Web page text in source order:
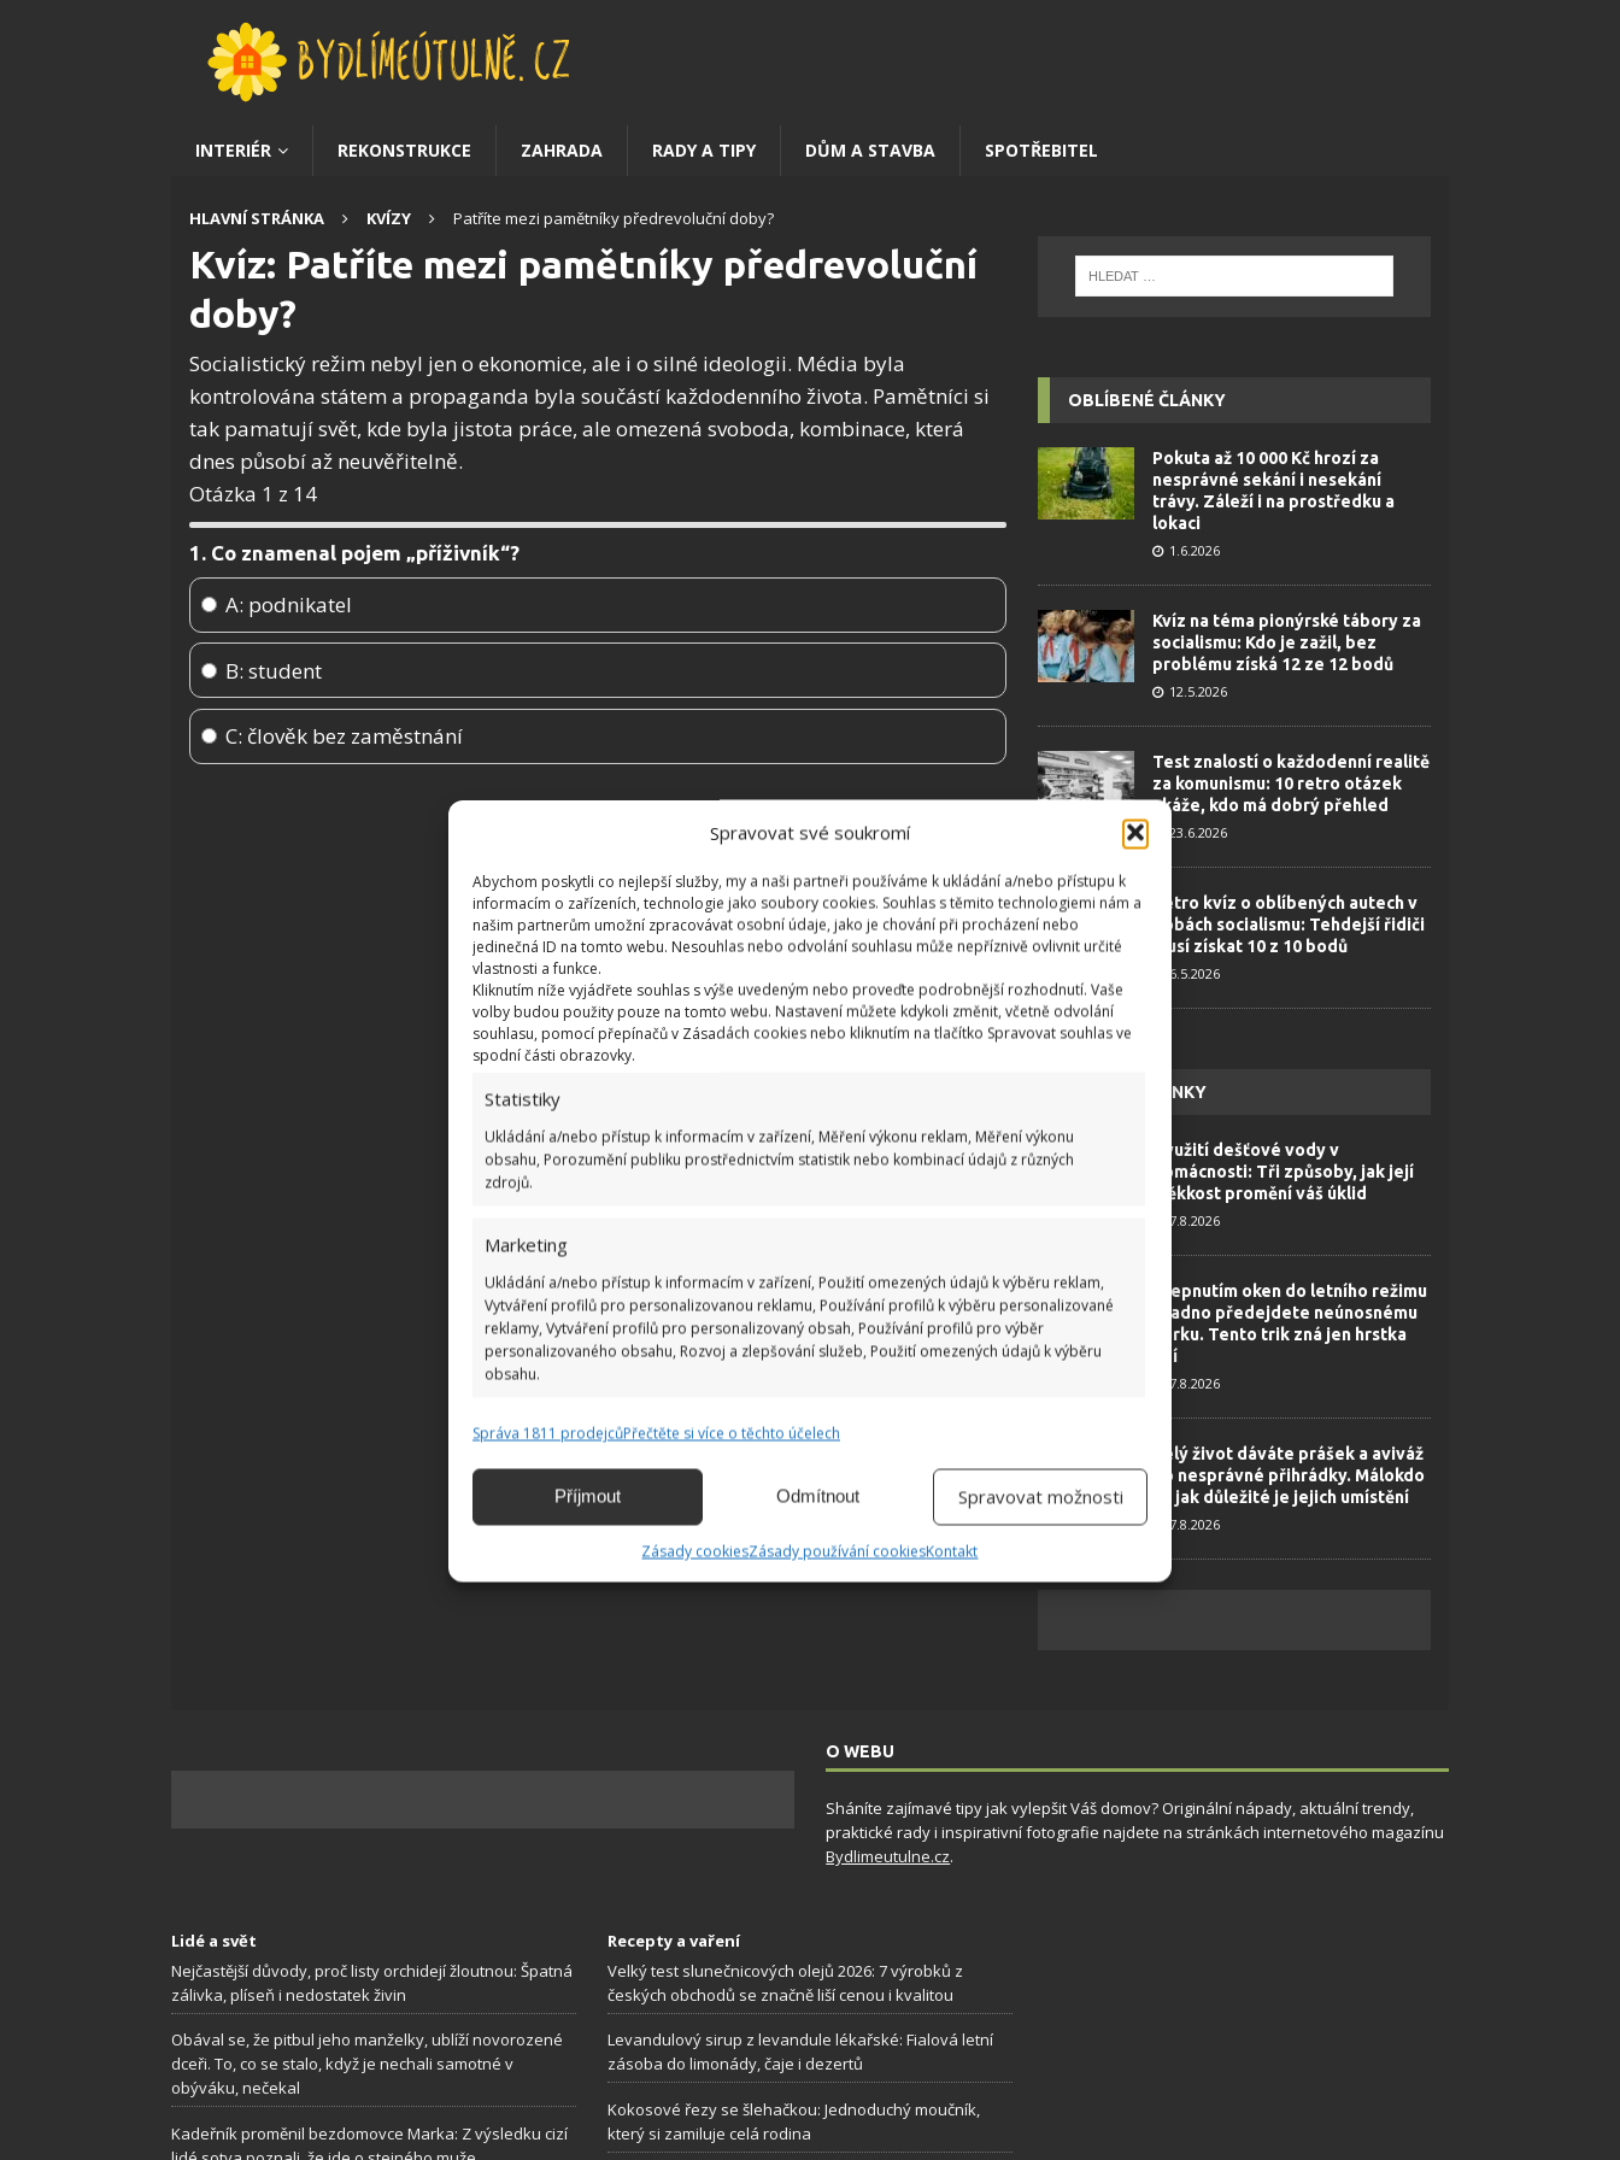
Spravovat své soukromí
Abychom poskytli co nejlepší služby, my a naši partneři používáme k ukládání a/nebo přístupu k
informacím o zařízeních, technologie jako soubory cookies. Souhlas s těmito technologiemi nám a
našim partnerům umožní zpracovávat osobní údaje, jako je chování při procházení nebo
jedinečná ID na tomto webu. Nesouhlas nebo odvolání souhlasu může nepříznivě ovlivnit určité
vlastnosti a funkce.
Kliknutím níže vyjádřete souhlas s výše uvedeným nebo proveďte podrobnější rozhodnutí. Vaše
volby budou použity pouze na tomto webu. Nastavení můžete kdykoli změnit, včetně odvolání
souhlasu, pomocí přepínačů v Zásadách cookies nebo kliknutím na tlačítko Spravovat souhlas ve
spodní části obrazovky.
Statistiky
Ukládání a/nebo přístup k informacím v zařízení, Měření výkonu reklam, Měření výkonu
obsahu, Porozumění publiku prostřednictvím statistik nebo kombinací údajů z různých
zdrojů.
Marketing
Ukládání a/nebo přístup k informacím v zařízení, Použití omezených údajů k výběru reklam,
Vytváření profilů pro personalizovanou reklamu, Používání profilů k výběru personalizované
reklamy, Vytváření profilů pro personalizovaný obsah, Používání profilů pro výběr
personalizovaného obsahu, Rozvoj a zlepšování služeb, Použití omezených údajů k výběru
obsahu.
Funkce
Přiřazování a kombinování údajů z jiných zdrojů údajů, Propojení různých
zařízení, Identifikace zařízení na základě automaticky přenášených informací.
Používání přesných údajů o zeměpisné poloze, Identifikace zařízení na
základě aktivně vyžádaných informací.
Správa 1811 prodejcůPřečtěte si více o těchto účelech
Příjmout Odmítnout Spravovat možnosti
Zásady cookiesZásady používání cookiesKontakt
INTERIÉR REKONSTRUKCE ZAHRADA RADY A TIPY DŮM A STAVBA SPOTŘEBITEL
HLAVNÍ STRÁNKA KVÍZY Patříte mezi pamětníky předrevoluční doby?
Kvíz: Patříte mezi pamětníky předrevoluční
doby?
Socialistický režim nebyl jen o ekonomice, ale i o silné ideologii. Média byla
kontrolována státem a propaganda byla součástí každodenního života. Pamětníci si
tak pamatují svět, kde byla jistota práce, ale omezená svoboda, kombinace, která
dnes působí až neuvěřitelně.
Otázka 1 z 14
1. Co znamenal pojem „příživník“?
A: podnikatel
B: student
C: člověk bez zaměstnání
OBLÍBENÉ ČLÁNKY
Pokuta až 10 000 Kč hrozí za
nesprávné sekání i nesekání
trávy. Záleží i na prostředku a
lokaci
1.6.2026
Kvíz na téma pionýrské tábory za
socialismu: Kdo je zažil, bez
problému získá 12 ze 12 bodů
12.5.2026
Test znalostí o každodenní realitě
za komunismu: 10 retro otázek
ukáže, kdo má dobrý přehled
23.6.2026
Retro kvíz o oblíbených autech v
dobách socialismu: Tehdejší řidiči
musí získat 10 z 10 bodů
6.5.2026
ŽHAVÉ NOVINKY
Využití dešťové vody v
domácnosti: Tři způsoby, jak její
měkkost promění váš úklid
7.8.2026
Přepnutím oken do letního režimu
snadno předejdete neúnosnému
horku. Tento trik zná jen hrstka
lidí
7.8.2026
Celý život dáváte prášek a aviváž
do nesprávné přihrádky. Málokdo
ví, jak důležité je jejich umístění
7.8.2026
O WEBU
Sháníte zajímavé tipy jak vylepšit Váš domov? Originální nápady, aktuální trendy,
praktické rady i inspirativní fotografie najdete na stránkách internetového magazínu
Bydlimeutulne.cz.
Lidé a svět
Nejčastější důvody, proč listy orchidejí žloutnou: Špatná
zálivka, plíseň i nedostatek živin
Obával se, že pitbul jeho manželky, ublíží novorozené
dceři. To, co se stalo, když je nechali samotné v
obýváku, nečekal
Kadeřník proměnil bezdomovce Marka: Z výsledku cizí
Recepty a vaření
Velký test slunečnicových olejů 2026: 7 výrobků z
českých obchodů se značně liší cenou i kvalitou
Levandulový sirup z levandule lékařské: Fialová letní
zásoba do limonády, čaje i dezertů
Kokosové řezy se šlehačkou: Jednoduchý moučník,
který si zamiluje celá rodina